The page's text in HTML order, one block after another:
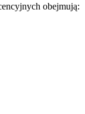
obejmują: